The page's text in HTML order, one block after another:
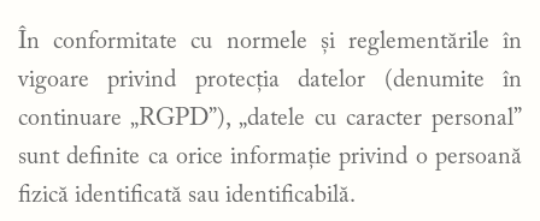
În conformitate cu normele și reglementările în
vigoare privind protecția datelor (denumite în
continuare „RGPD”), „datele cu caracter personal”
sunt definite ca orice informație privind o persoană
fizică identificată sau identificabilă.